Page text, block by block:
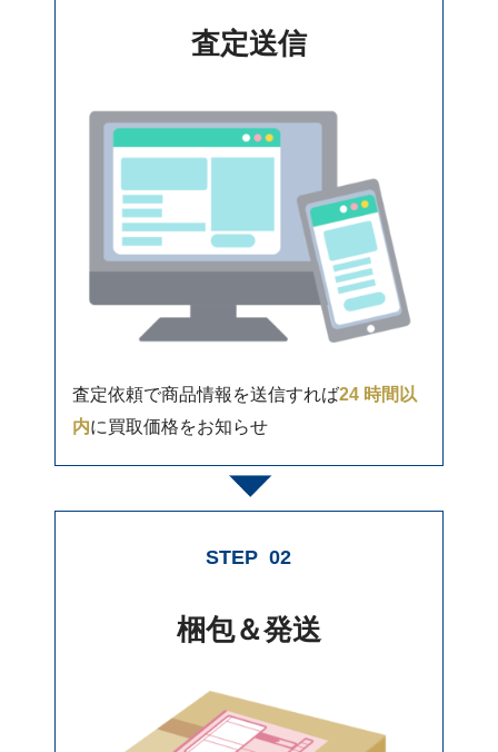
査定送信
査定依頼で商品情報を送信すれば24 時間以
内に買取価格をお知らせ
STEP 02
梱包＆発送